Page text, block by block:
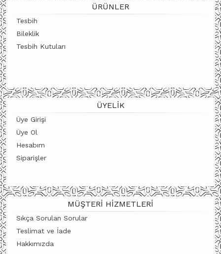
ÜRÜNLER
Tesbih
Bileklik
Tesbih Kutuları
ÜYELIK
Üye Girişi
Üye Ol
Hesabım
Siparişler
MÜŞTERI HIZMETLERI
Sıkça Sorulan Sorular
Teslimat ve İade
Hakkımızda